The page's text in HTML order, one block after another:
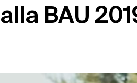
alla BAU 201